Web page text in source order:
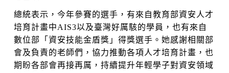
總統表示，今年參賽的選手，有來自教育部資安人才
培育計畫中AIS3以及臺灣好厲駭的學員，也有來自
數位部「資安技能金盾獎」得獎選手。她感謝相關部
會及負責的老師們，協力推動各項人才培育計畫，也
期盼各部會再接再厲，持續提升年輕學子對資安領域